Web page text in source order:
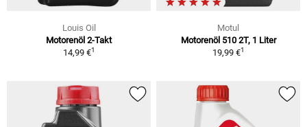
Louis Oil
Motorenöl 2-Takt
14,99 €1
Motul
Motorenöl 510 2T, 1 Liter
19,99 €1